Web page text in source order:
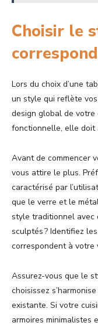
Choisir le
correspond
Lors du choix d’une
un style qui reflète
design global de
fonctionnelle, elle doit
Avant de commencer
vous attire le plus.
caractérisé par
que le verre et le
style traditionnel avec
sculptés ? Identifiez
correspondent à votre
Assurez-vous que le
choisissez
existante. Si votre
armoires minimalistes